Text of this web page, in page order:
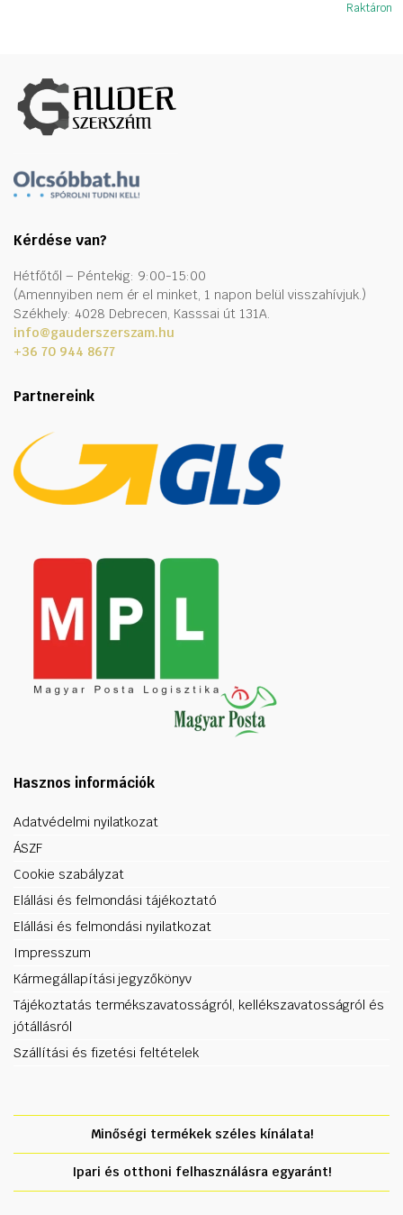
Raktáron
Kérdése van?
Hétfőtől – Péntekig: 9:00-15:00
(Amennyiben nem ér el minket, 1 napon belül visszahívjuk.)
Székhely: 4028 Debrecen, Kasssai út 131A.
info@gauderszerszam.hu
+36 70 944 8677
Partnereink
Hasznos információk
Adatvédelmi nyilatkozat
ÁSZF
Cookie szabályzat
Elállási és felmondási tájékoztató
Elállási és felmondási nyilatkozat
Impresszum
Kármegállapítási jegyzőkönyv
Tájékoztatás termékszavatosságról, kellékszavatosságról és
jótállásról
Szállítási és fizetési feltételek
Minőségi termékek széles kínálata!
Ipari és otthoni felhasználásra egyaránt!